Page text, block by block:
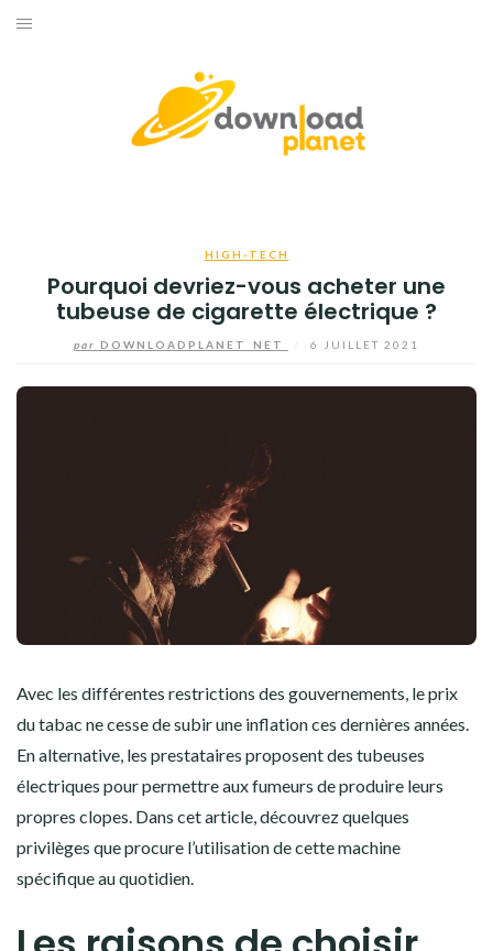
Aller
HIGH-TECH
Pourquoi devriez-vous acheter une
tubeuse de cigarette électrique ?
par DOWNLOADPLANET_NET 6 JUILLET 2021
Avec les différentes restrictions des gouvernements, le prix
du tabac ne cesse de subir une inflation ces dernières années.
En alternative, les prestataires proposent des tubeuses
électriques pour permettre aux fumeurs de produire leurs
propres clopes. Dans cet article, découvrez quelques
privilèges que procure l’utilisation de cette machine
spécifique au quotidien.
TÉLÉPHONE